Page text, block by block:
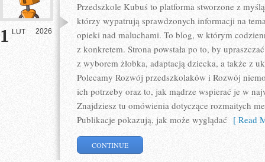
1 LUT 2026
Przedszkole Kubuś to platforma stworzone z
którzy wypatrują sprawdzonych informacji na
opieki nad maluchami. To blog, w którym
z konkretem. Strona powstała po to, by
z wyborem żłobka, adaptacją dziecka, a także z
Polecamy Rozwój przedszkolaków i Rozwój
ich potrzeby oraz to, jak mądrze wspierać je w
Znajdziesz tu omówienia dotyczące rozmaitych
Publikacje pokazują, jak może wyglądać [ Read
CONTINUE